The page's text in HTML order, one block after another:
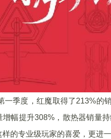
一季度，红魔取得了213%的
增幅提升308%，散热器销量
样的专业级玩家的喜爱，更进